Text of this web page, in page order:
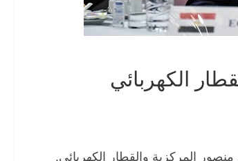
الكهربائي
المركزية والقطار الكهربائي.